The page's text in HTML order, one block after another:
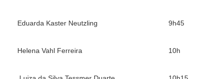
Eduarda Kaster Neutzling 9h45
Helena Vahl Ferreira 10h